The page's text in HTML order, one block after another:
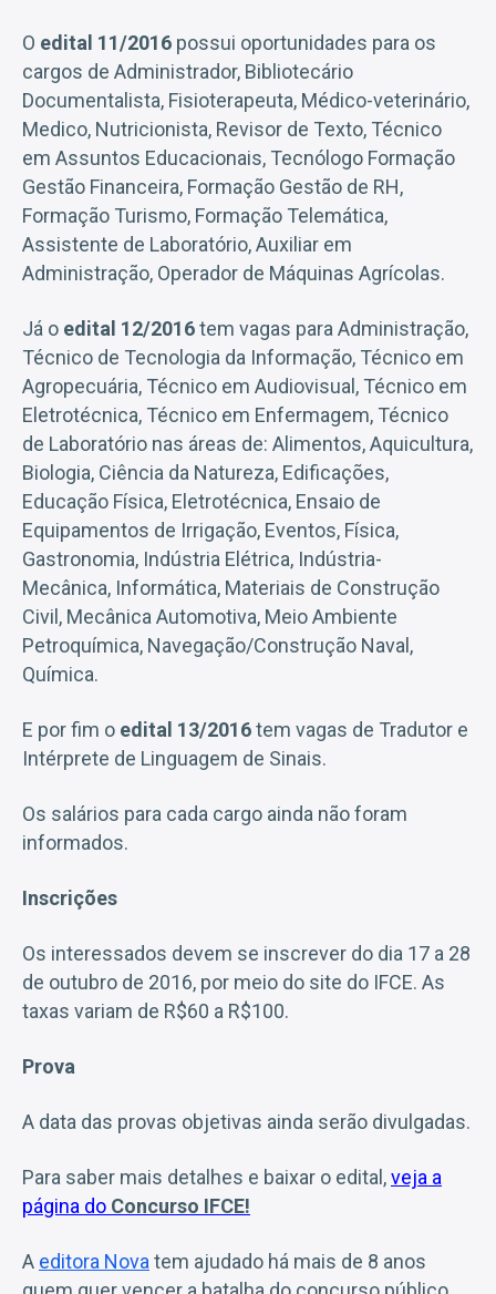
O edital 11/2016 possui oportunidades para os
cargos de Administrador, Bibliotecário
Documentalista, Fisioterapeuta, Médico-veterinário,
Medico, Nutricionista, Revisor de Texto, Técnico
em Assuntos Educacionais, Tecnólogo Formação
Gestão Financeira, Formação Gestão de RH,
Formação Turismo, Formação Telemática,
Assistente de Laboratório, Auxiliar em
Administração, Operador de Máquinas Agrícolas.
Já o edital 12/2016tem vagas para Administração,
Técnico de Tecnologia da Informação, Técnico em
Agropecuária, Técnico em Audiovisual, Técnico em
Eletrotécnica, Técnico em Enfermagem, Técnico
de Laboratório nas áreas de: Alimentos, Aquicultura,
Biologia, Ciência da Natureza, Edificações,
Educação Física, Eletrotécnica, Ensaio de
Equipamentos de Irrigação, Eventos, Física,
Gastronomia, Indústria Elétrica, Indústria-
Mecânica, Informática, Materiais de Construção
Civil, Mecânica Automotiva, Meio Ambiente
Petroquímica, Navegação/Construção Naval,
Química.
E por fim o edital 13/2016tem vagas de Tradutor e
Intérprete de Linguagem de Sinais.
Os salários para cada cargo ainda não foram
informados.
Inscrições
Os interessados devem se inscrever do dia 17 a 28
de outubro de 2016, por meio do site do IFCE. As
taxas variam de R$60 a R$100.
Prova
A data das provas objetivas ainda serão divulgadas.
Para saber mais detalhes e baixar o edital,veja a
página do Concurso IFCE!
A editora Nova tem ajudado há mais de 8 anos